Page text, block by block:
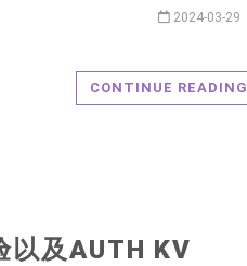
2024-03-29
CONTINUE READING
以及AUTH KV